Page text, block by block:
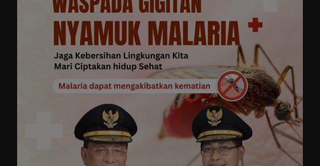
Teknologi
Serba-serbi